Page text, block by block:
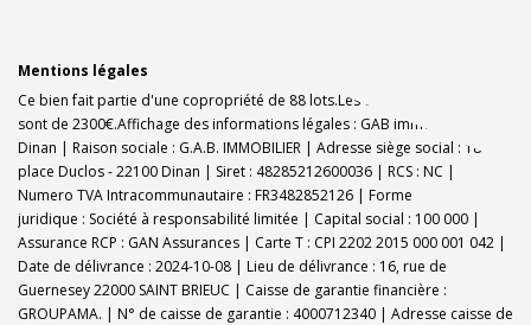
Mentions légales
Ce bien fait partie d'une copropriété de 88 lots.Les charges annuelles
sont de 2300€.Affichage des informations légales : GAB immobilier -
Dinan | Raison sociale : G.A.B. IMMOBILIER | Adresse siège social : 18
place Duclos - 22100 Dinan | Siret : 48285212600036 | RCS : NC |
Numero TVA Intracommunautaire : FR3482852126 | Forme
juridique : Société à responsabilité limitée | Capital social : 100 000 |
Assurance RCP : GAN Assurances | Carte T : CPI 2202 2015 000 001 042 |
Date de délivrance : 2024-10-08 | Lieu de délivrance : 16, rue de
Guernesey 22000 SAINT BRIEUC | Caisse de garantie financière :
GROUPAMA. | N° de caisse de garantie : 4000712340 | Adresse caisse de